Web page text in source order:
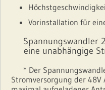
Vorinstallation für
Spannungswandler
eine unabhängige
* Der
Stromversorgung der